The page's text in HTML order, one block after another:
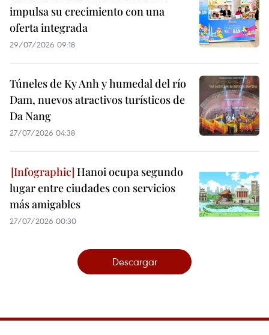
impulsa su crecimiento con una
oferta integrada
29/07/2026 09:18
Túneles de Ky Anh y humedal del río
Dam, nuevos atractivos turísticos de
Da Nang
27/07/2026 04:38
Hanoi ocupa segundo
lugar entre ciudades con servicios
más amigables
27/07/2026 00:30
Descargar